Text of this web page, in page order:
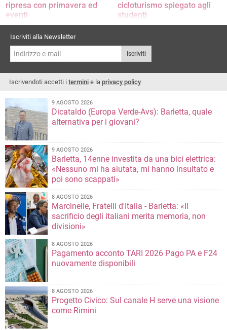
ripresa con primavera ed
eventi
L'analisi di Barletta Ricettiva
cicloturismo spiegato agli
studenti
Successo per il primo bike tour 2026
dell’ITET Cassandro Fermi Nervi
Iscriviti alla Newsletter
Iscriviti
Iscrivendoti accetti i termini e la privacy policy
9 AGOSTO 2026
Dicataldo (Europa Verde-Avs): Barletta, quale
alternativa per i giovani?
9 AGOSTO 2026
Barletta, 14enne investita da una bici elettrica:
«Nessuno mi ha aiutata, mi hanno insultato e
poi sono scappati»
8 AGOSTO 2026
Marcinelle, Fratelli d'Italia - Barletta: «Il
sacrificio degli italiani merita memoria, non
divisioni»
8 AGOSTO 2026
Pagamento acconto TARI 2026 Pago PA e F24
nuovamente disponibili
8 AGOSTO 2026
Progetto Civico: Sul canale H serve una visione
come Rimini